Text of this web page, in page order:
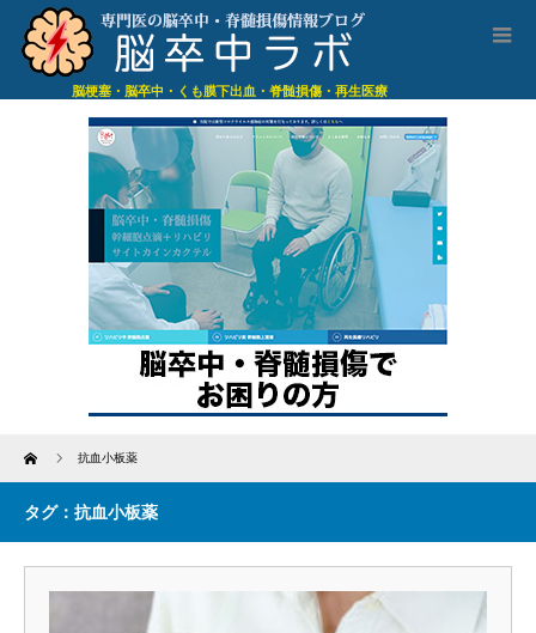
脳梗塞・脳卒中・くも膜下出血・脊髄損傷・再生医療
Home 抗血小板薬
タグ：抗血小板薬